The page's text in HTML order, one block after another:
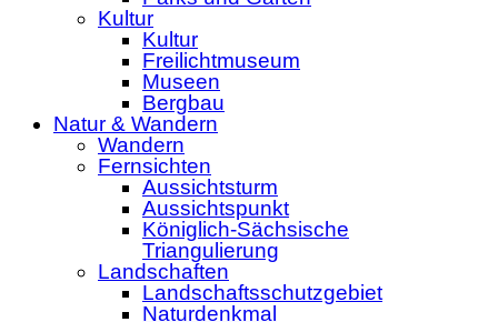
Kultur
Kultur
Freilichtmuseum
Museen
Bergbau
Natur & Wandern
Wandern
Fernsichten
Aussichtsturm
Aussichtspunkt
Königlich-Sächsische
Triangulierung
Landschaften
Landschaftsschutzgebiet
Naturdenkmal